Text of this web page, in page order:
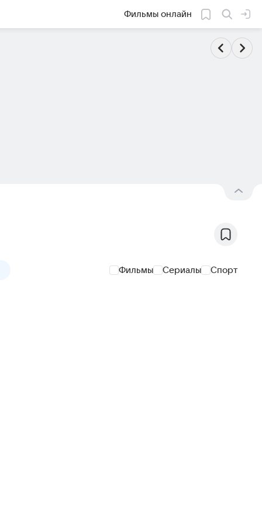
Фильмы онлайн
Фильмы Сериалы Спорт